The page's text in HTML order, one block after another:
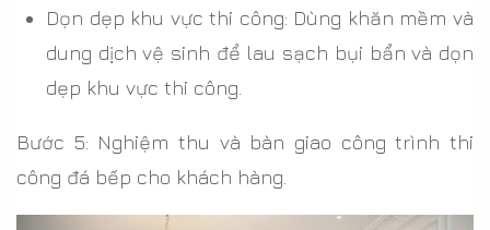
Dọn dẹp khu vực thi công: Dùng khăn mềm và
dung dịch vệ sinh để lau sạch bụi bẩn và dọn
dẹp khu vực thi công.
Bước 5: Nghiệm thu và bàn giao công trình thi
công đá bếp cho khách hàng.